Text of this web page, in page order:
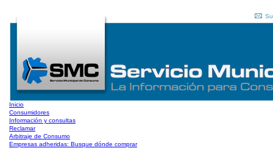
Inicio
Consumidores
Información y consultas
Reclamar
Arbitraje de Consumo
Empresas adheridas: Busque dónde comprar